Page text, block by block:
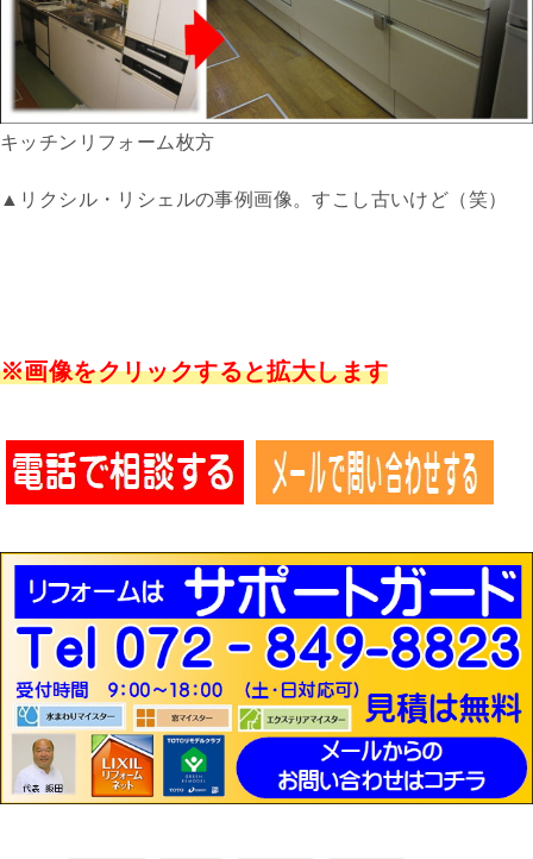
キッチンリフォーム枚方
▲リクシル・リシェルの事例画像。すこし古いけど（笑）
※画像をクリックすると拡大します